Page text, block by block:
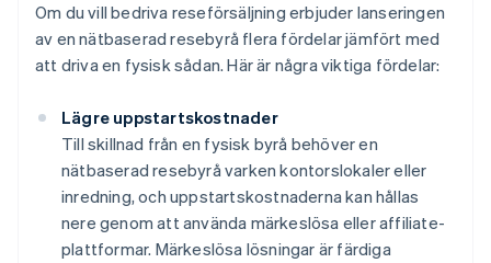
Om du vill bedriva reseförsäljning erbjuder lanseringen
av en nätbaserad resebyrå flera fördelar jämfört med
att driva en fysisk sådan. Här är några viktiga fördelar:
Lägre uppstartskostnader
Till skillnad från en fysisk byrå behöver en
nätbaserad resebyrå varken kontorslokaler eller
inredning, och uppstartskostnaderna kan hållas
nere genom att använda märkeslösa eller affiliate-
plattformar. Märkeslösa lösningar är färdiga